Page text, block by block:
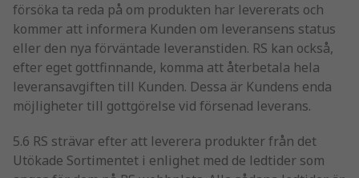
försöka ta reda på om produkten har levererats och
kommer att informera Kunden om leveransens status
eller den nya förväntade leveranstiden. RS kan också,
efter eget gottfinnande, komma att återbetala hela
leveransavgiften till Kunden. Dessa är Kundens enda
möjligheter till gottgörelse vid försenad leverans.
5.6 RS strävar efter att leverera produkter från det
Utökade Sortimentet i enlighet med de ledtider som